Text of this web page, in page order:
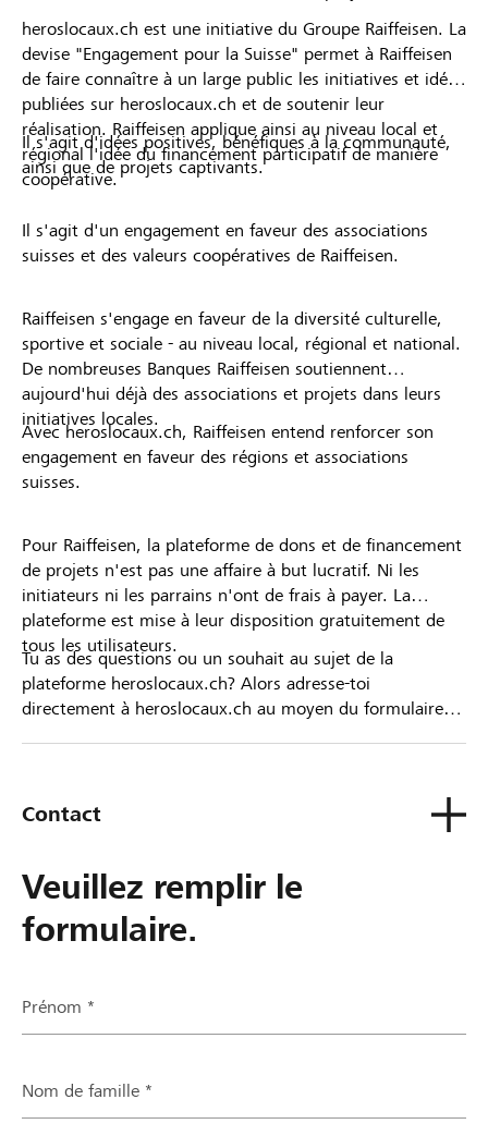
heroslocaux.ch est une initiative du Groupe Raiffeisen. La
devise "Engagement pour la Suisse" permet à Raiffeisen
de faire connaître à un large public les initiatives et idées
publiées sur heroslocaux.ch et de soutenir leur
réalisation. Raiffeisen applique ainsi au niveau local et
régional l'idée du financement participatif de manière
coopérative.
Il s'agit d'idées positives, bénéfiques à la communauté,
ainsi que de projets captivants.
Il s'agit d'un engagement en faveur des associations
suisses et des valeurs coopératives de Raiffeisen.
Raiffeisen s'engage en faveur de la diversité culturelle,
sportive et sociale - au niveau local, régional et national.
De nombreuses Banques Raiffeisen soutiennent
aujourd'hui déjà des associations et projets dans leurs
initiatives locales.
Avec heroslocaux.ch, Raiffeisen entend renforcer son
engagement en faveur des régions et associations
suisses.
Pour Raiffeisen, la plateforme de dons et de financement
de projets n'est pas une affaire à but lucratif. Ni les
initiateurs ni les parrains n'ont de frais à payer. La
plateforme est mise à leur disposition gratuitement de
tous les utilisateurs.
Tu as des questions ou un souhait au sujet de la
plateforme heroslocaux.ch? Alors adresse-toi
directement à heroslocaux.ch au moyen du formulaire
Contact
Veuillez remplir le
formulaire.
Prénom *
Nom de famille *